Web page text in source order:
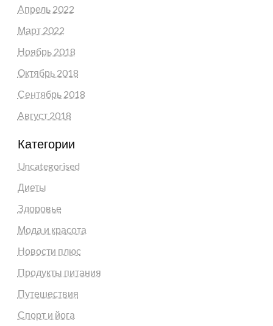
Апрель 2022
Март 2022
Ноябрь 2018
Октябрь 2018
Сентябрь 2018
Август 2018
Категории
Uncategorised
Диеты
Здоровье
Мода и красота
Новости плюс
Продукты питания
Путешествия
Спорт и йога